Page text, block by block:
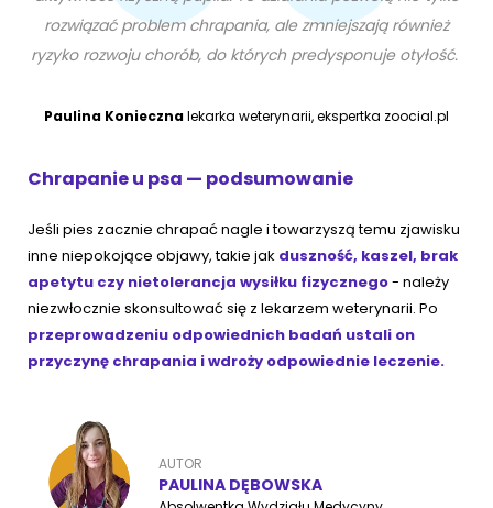
rozwiązać problem chrapania, ale zmniejszają również
ryzyko rozwoju chorób, do których predysponuje otyłość.
Paulina Koniecznalekarka weterynarii, ekspertka zoocial.pl
Chrapanie u psa — podsumowanie
Jeśli pies zacznie chrapać nagle i towarzyszą temu zjawisku
inne niepokojące objawy, takie jak duszność, kaszel, brak
apetytu czy nietolerancja wysiłku fizycznego- należy
niezwłocznie skonsultować się z lekarzem weterynarii. Po
przeprowadzeniu odpowiednich badań ustali on
przyczynę chrapania i wdroży odpowiednie leczenie.
AUTOR
PAULINA DĘBOWSKA